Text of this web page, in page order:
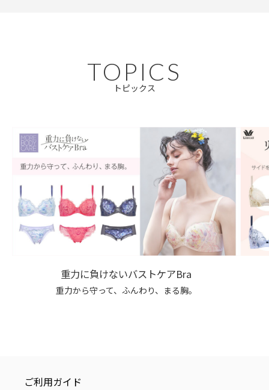
TOPICS
トピックス
重力に負けないバストケアBra
重力から守って、ふんわり、まる胸。
ご利用ガイド